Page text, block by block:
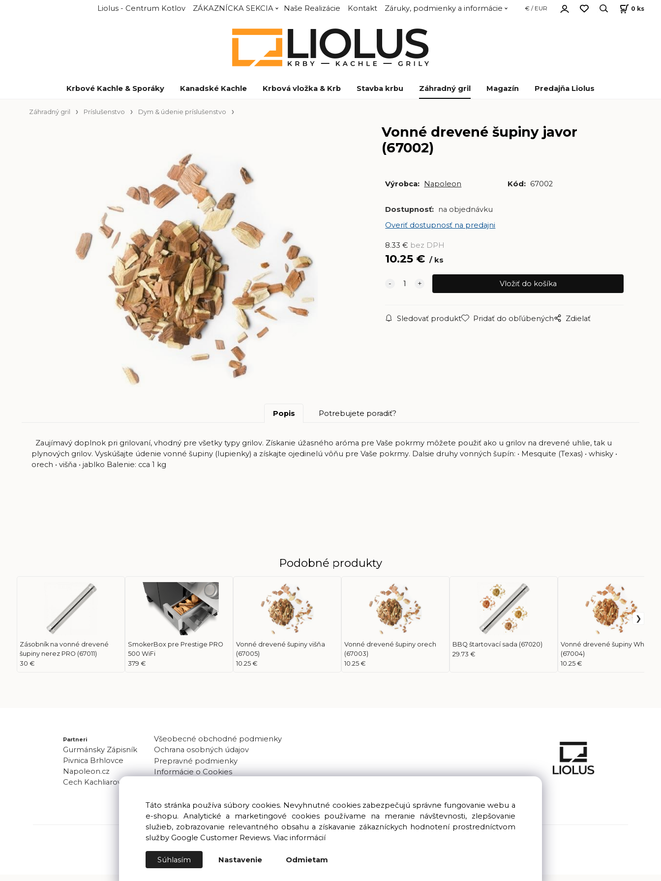
Liolus - Centrum Kotlov ZÁKAZNÍCKA SEKCIA Naše Realizácie Kontakt Záruky, podmienky a informácie € / EUR 0 ks
Krbové Kachle & Sporáky Kanadské Kachle Krbová vložka & Krb Stavba krbu Záhradný gril Magazín Predajňa Liolus
Záhradný gril Príslušenstvo Dym & údenie príslušenstvo
Vonné drevené šupiny javor
(67002)
Výrobca: Napoleon Kód: 67002
Dostupnosť: na objednávku
Overiť dostupnosť na predajni
8.33 € bez DPH
10.25 € ks
Sledovať produkt Pridať do obľúbených Zdielať
Popis Potrebujete poradiť?
Zaujímavý doplnok pri grilovaní, vhodný pre všetky typy grilov. Získanie úžasného aróma pre Vaše pokrmy môžete použiť ako u grilov na drevené uhlie, tak u
plynových grilov. Vyskúšajte údenie vonné šupiny (lupienky) a získajte ojedinelú vôňu pre Vaše pokrmy. Dalsie druhy vonných šupín: • Mesquite (Texas) • whisky •
orech • višňa • jablko Balenie: cca 1 kg
Podobné produkty
Zásobník na vonné drevené
šupiny nerez PRO (67011)
30 €
SmokerBox pre Prestige PRO
500 WiFi
379 €
Vonné drevené šupiny višňa
(67005)
10.25 €
Vonné drevené šupiny orech
(67003)
10.25 €
BBQ štartovací sada (67020)
29.73 €
Vonné drevené šupiny Whisky
(67004)
10.25 €
Partneri
Gurmánsky Zápisník
Pivnica Brhlovce
Napoleon.cz
Cech Kachliarov
Všeobecné obchodné podmienky
Ochrana osobných údajov
Prepravné podmienky
Informácie o Cookies
Copyright © 2016 – 2026 LIOLUS s.r.o. Všetky práva vyhradené.
Ku Bratke 11, Levice, 934 05
Táto stránka používa súbory cookies. Nevyhnutné cookies zabezpečujú správne fungovanie webu a
e-shopu. Analytické a marketingové cookies používame na meranie návštevnosti, zlepšovanie
služieb, zobrazovanie relevantného obsahu a získavanie zákazníckych hodnotení prostredníctvom
služby Google Customer Reviews. Viac informácií
Súhlasím Nastavenie Odmietam